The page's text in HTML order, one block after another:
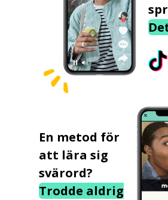
En metod för
att lära sig
svärord?
Trodde aldrig